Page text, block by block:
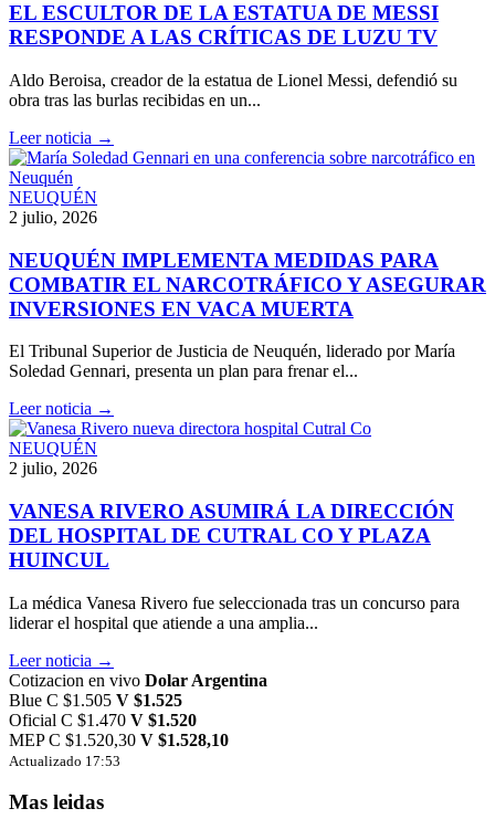
EL ESCULTOR DE LA ESTATUA DE MESSI
RESPONDE A LAS CRÍTICAS DE LUZU TV
Aldo Beroisa, creador de la estatua de Lionel Messi, defendió su
obra tras las burlas recibidas en un...
Leer noticia →
NEUQUÉN
2 julio, 2026
NEUQUÉN IMPLEMENTA MEDIDAS PARA
COMBATIR EL NARCOTRÁFICO Y ASEGURAR
INVERSIONES EN VACA MUERTA
El Tribunal Superior de Justicia de Neuquén, liderado por María
Soledad Gennari, presenta un plan para frenar el...
Leer noticia →
NEUQUÉN
2 julio, 2026
VANESA RIVERO ASUMIRÁ LA DIRECCIÓN
DEL HOSPITAL DE CUTRAL CO Y PLAZA
HUINCUL
La médica Vanesa Rivero fue seleccionada tras un concurso para
liderar el hospital que atiende a una amplia...
Leer noticia →
Cotizacion en vivo Dolar Argentina
Blue C $1.505 V $1.525
Oficial C $1.470 V $1.520
MEP C $1.520,30 V $1.528,10
Actualizado 17:53
Mas leidas